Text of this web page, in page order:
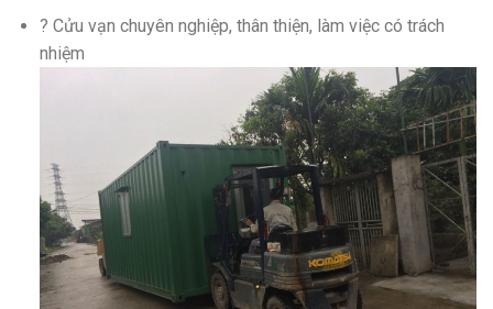
? Cửu vạn chuyên nghiệp, thân thiện, làm việc có trách
nhiệm